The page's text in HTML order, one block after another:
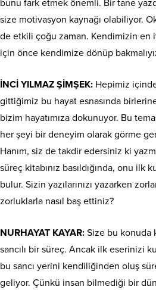
bunu fark etmek önemli. Bir tane
size motivasyon kaynağı olabiliyor.
de etkili çoğu zaman. Kendimizin en
için önce kendimize dönüp
İNCİ YILMAZ ŞİMŞEK: Hepimiz
gittiğimiz bu hayat esnasında
bizim hayatımıza dokunuyor. Bu
her şeyi bir deneyim olarak görme
Hanım, siz de takdir edersiniz ki
süreç kitabınız basıldığında, onu ilk
bulur. Sizin yazılarınızı yazarken
zorluklarla nasıl baş ettiniz?
NURHAYAT KAYAR: Size bu konuda
sancılı bir süreç. Ancak ilk eserinizi
bu sancı yerini kendiliğinden oluş
geliyor. Çünkü insan bilmediği bir